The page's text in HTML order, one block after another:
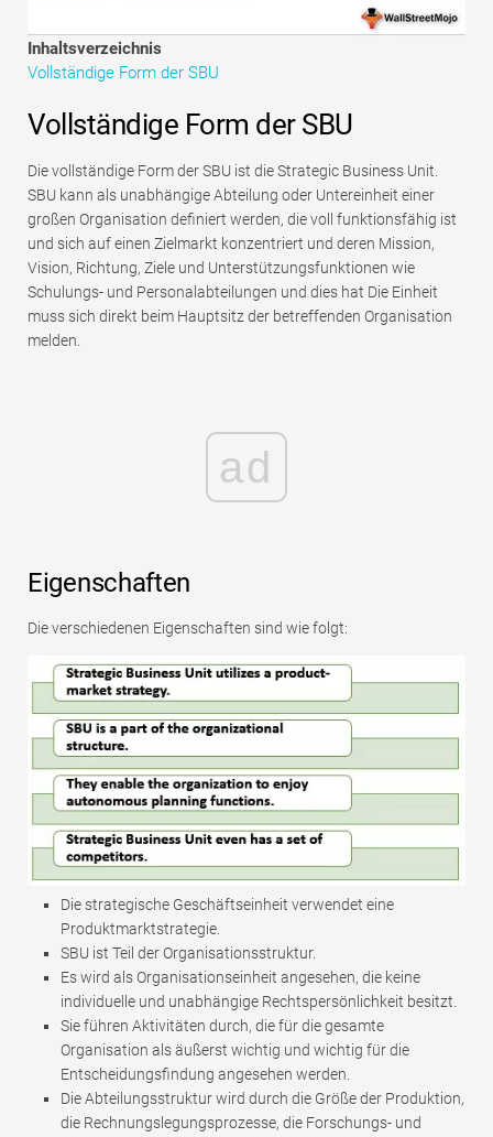
Vollständige Form
Risikomanagement-Tutorials
Inhaltsverzeichnis
Vollständige Form der SBU
Vollständige Form der SBU
Die vollständige Form der SBU ist die Strategic Business Unit.
SBU kann als unabhängige Abteilung oder Untereinheit einer
großen Organisation definiert werden, die voll funktionsfähig ist
und sich auf einen Zielmarkt konzentriert und deren Mission,
Vision, Richtung, Ziele und Unterstützungsfunktionen wie
Schulungs- und Personalabteilungen und dies hat Die Einheit
muss sich direkt beim Hauptsitz der betreffenden Organisation
melden.
ad
Eigenschaften
Die verschiedenen Eigenschaften sind wie folgt:
Die strategische Geschäftseinheit verwendet eine
Produktmarktstrategie.
SBU ist Teil der Organisationsstruktur.
Es wird als Organisationseinheit angesehen, die keine
individuelle und unabhängige Rechtspersönlichkeit besitzt.
Sie führen Aktivitäten durch, die für die gesamte
Organisation als äußerst wichtig und wichtig für die
Entscheidungsfindung angesehen werden.
Die Abteilungsstruktur wird durch die Größe der Produktion,
die Rechnungslegungsprozesse, die Forschungs- und